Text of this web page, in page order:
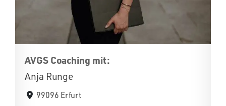
AVGS Coaching mit:
Anja Runge
99096 Erfurt